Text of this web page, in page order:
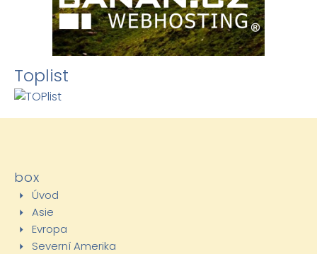
Toplist
box
Úvod
Asie
Evropa
Severní Amerika